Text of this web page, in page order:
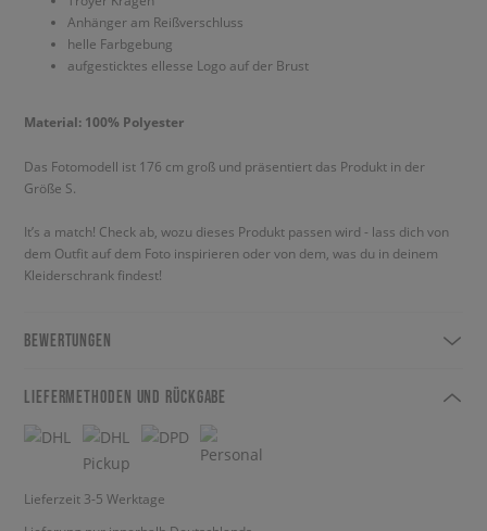
Anhänger am Reißverschluss
helle Farbgebung
aufgesticktes ellesse Logo auf der Brust
Material: 100% Polyester
Das Fotomodell ist 176 cm groß und präsentiert das Produkt in der
Größe S.
It’s a match! Check ab, wozu dieses Produkt passen wird - lass dich von
dem Outfit auf dem Foto inspirieren oder von dem, was du in deinem
Kleiderschrank findest!
BEWERTUNGEN
LIEFERMETHODEN UND RÜCKGABE
Lieferzeit 3-5 Werktage